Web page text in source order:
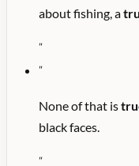
about fishing, a
"
"
None of that is
black faces.
"